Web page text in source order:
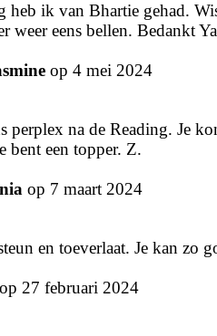
heb ik van Bhartie gehad.
weer eens bellen. Bedankt
op 4 mei 2024
perplex na de Reading. Je
bent een topper. Z.
op 7 maart 2024
en toeverlaat. Je kan zo
op 27 februari 2024